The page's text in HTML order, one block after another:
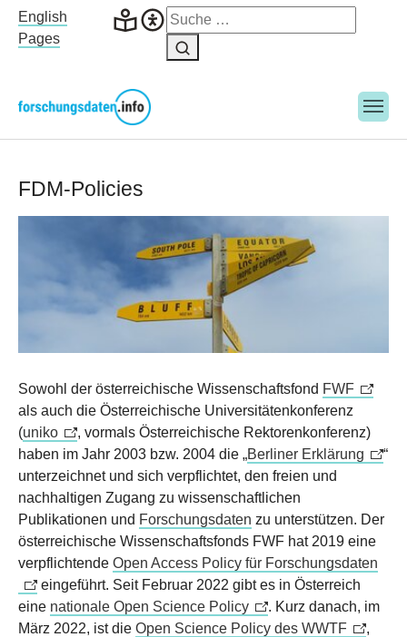
Skip to main navigation
Skip to main content
Skip to page footer
English
Pages
FDM-Policies
Sowohl der österreichische Wissenschaftsfond FWF
als auch die Österreichische Universitätenkonferenz
(uniko
, vormals Österreichische Rektorenkonferenz)
haben im Jahr 2003 bzw. 2004 die „Berliner Erklärung
“
unterzeichnet und sich verpflichtet, den freien und
nachhaltigen Zugang zu wissenschaftlichen
Publikationen und Forschungsdaten zu unterstützen. Der
österreichische Wissenschaftsfonds FWF hat 2019 eine
verpflichtende Open Access Policy für Forschungsdaten
eingeführt. Seit Februar 2022 gibt es in Österreich
eine nationale Open Science Policy
. Kurz danach, im
März 2022, ist die Open Science Policy des WWTF
,